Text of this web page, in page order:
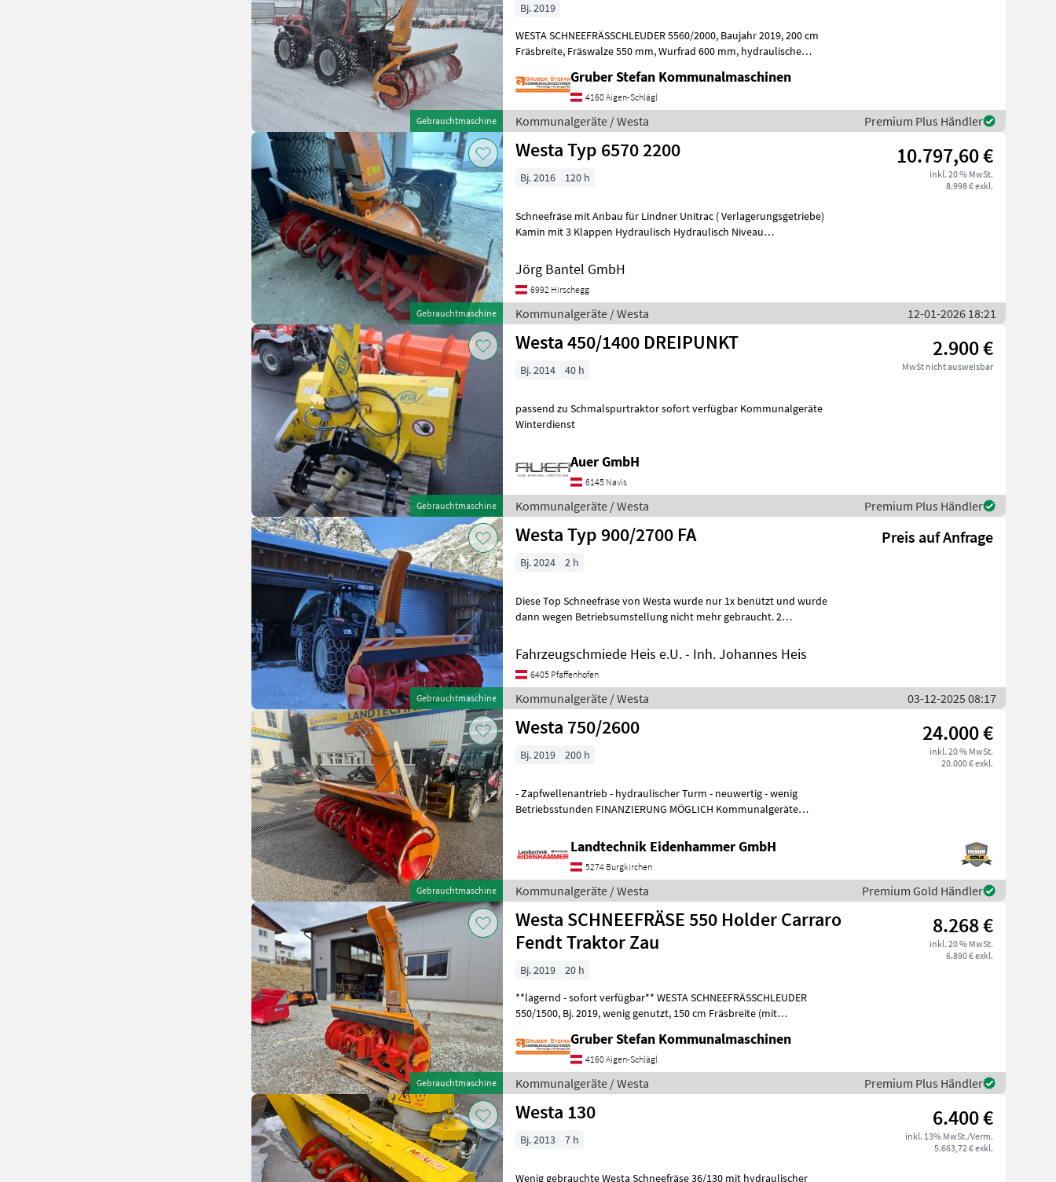
Gebrauchtmaschine
Bj. 2019
WESTA SCHNEEFRÄSSCHLEUDER 5560/2000, Baujahr 2019, 200 cm
Fräsbreite, Fräswalze 550 mm, Wurfrad 600 mm, hydraulische
Gruber Stefan Kommunalmaschinen
4160 Aigen-Schlägl
Kommunalgeräte / Westa Premium Plus Händler
Gebrauchtmaschine
Westa Typ 6570 2200 10.797,60 €
inkl. 20 % MwSt.
8.998 € exkl.
Bj. 2016 120 h
Schneefräse mit Anbau für Lindner Unitrac ( Verlagerungsgetriebe)
Kamin mit 3 Klappen Hydraulisch Hydraulisch Niveau
Jörg Bantel GmbH
6992 Hirschegg
Kommunalgeräte / Westa 12-01-2026 18:21
Gebrauchtmaschine
Westa 450/1400 DREIPUNKT 2.900 €
MwSt nicht ausweisbar
Bj. 2014 40 h
passend zu Schmalspurtraktor sofort verfügbar Kommunalgeräte
Winterdienst
Auer GmbH
6145 Navis
Kommunalgeräte / Westa Premium Plus Händler
Gebrauchtmaschine
Westa Typ 900/2700 FA Preis auf Anfrage
Bj. 2024 2 h
Diese Top Schneefräse von Westa wurde nur 1x benützt und wurde
dann wegen Betriebsumstellung nicht mehr gebraucht. 2
Fahrzeugschmiede Heis e.U. - Inh. Johannes Heis
6405 Pfaffenhofen
Kommunalgeräte / Westa 03-12-2025 08:17
Gebrauchtmaschine
Westa 750/2600 24.000 €
inkl. 20 % MwSt.
20.000 € exkl.
Bj. 2019 200 h
- Zapfwellenantrieb - hydraulischer Turm - neuwertig - wenig
Betriebsstunden FINANZIERUNG MÖGLICH Kommunalgeräte
Landtechnik Eidenhammer GmbH
5274 Burgkirchen
Kommunalgeräte / Westa Premium Gold Händler
Gebrauchtmaschine
Westa SCHNEEFRÄSE 550 Holder Carraro
Fendt Traktor Zau
8.268 €
inkl. 20 % MwSt.
6.890 € exkl.
Bj. 2019
20 h
**lagernd - sofort verfügbar** WESTA SCHNEEFRÄSSCHLEUDER
550/1500, Bj. 2019, wenig genutzt, 150 cm Fräsbreite (mit
Gruber Stefan Kommunalmaschinen
4160 Aigen-Schlägl
Kommunalgeräte / Westa Premium Plus Händler
Westa 130 6.400 €
inkl. 13% MwSt./Verm.
5.663,72 € exkl.
Bj. 2013 7 h
Wenig gebrauchte Westa Schneefräse 36/130 mit hydraulischer